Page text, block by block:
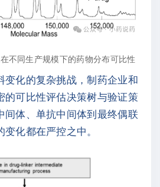
不同生产规模下的药物分布可比性
变化的复杂挑战，制药企业和
的可比性评估决策树与验证策
间体、单抗中间体到最终偶联
化都在严控之中。